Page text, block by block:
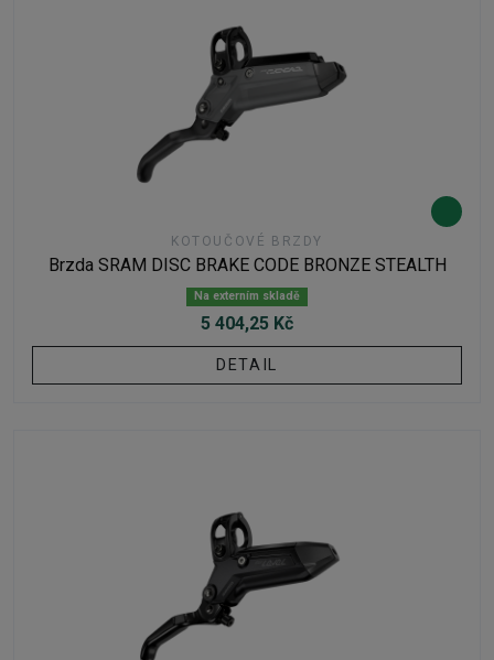
KOTOUČOVÉ BRZDY
Brzda SRAM DISC BRAKE CODE BRONZE STEALTH
Na externím skladě
5 404,25 Kč
DETAIL